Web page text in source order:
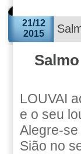
21/12
2015
LOUVAI
e o seu
Alegre-
Sião no